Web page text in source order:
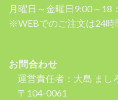
月曜日～金曜日9:00～18
※WEBでのご注文は24時
お問合わせ
運営責任者：大島 まし
〒104-0061